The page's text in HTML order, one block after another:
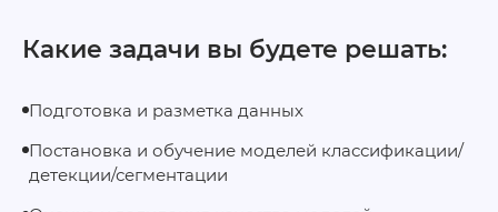
Какие задачи вы будете решать:
Подготовка и разметка данных
Постановка и обучение моделей классификации/
детекции/сегментации